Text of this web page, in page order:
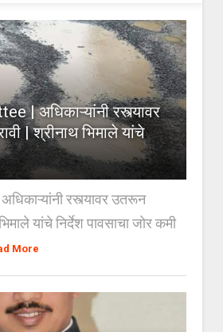
| अधिकाऱ्यांनी रस्त्यावर
| श्रीनाथ भिमाले यांचे
रस्त्यावर उतरून
यांचे निर्देश पावसाचा जोर कमी
More